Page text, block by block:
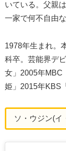
いている。父親
一家で何不自由
1978年生まれ。
科卒。芸能界デ
女」2005年MBC
姫」2015年KBS
ソ・ウジン(イ